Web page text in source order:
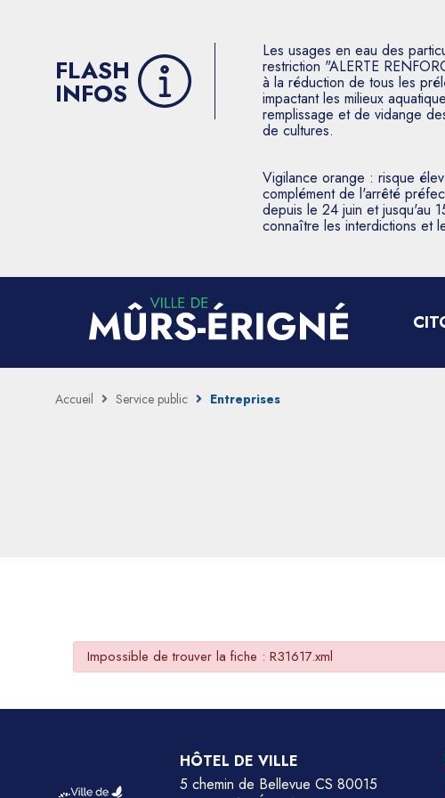
FLASH
INFOS
Les usages en eau des
restriction "ALERTE
à la réduction de tous les
impactant les milieux
remplissage et de vidange
de cultures.
Vigilance orange : risque
complément de l'arrêté
depuis le 24 juin et jusqu'au
connaître les interdictions et
Accueil Service public Entreprises
Impossible de trouver la fiche : R31617.xml
HÔTEL DE VILLE
5 chemin de Bellevue CS 80015